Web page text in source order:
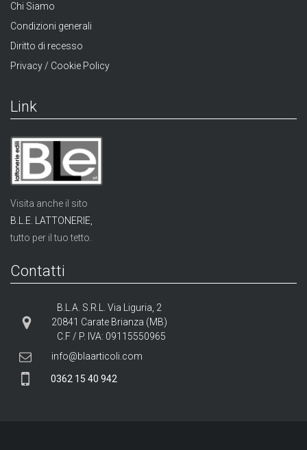
Chi Siamo
Condizioni generali
Diritto di recesso
Privacy / Cookie Policy
Link
Visita anche il sito
B.L.E. LATTONERIE,
tutto per il tuo tetto.
Contatti
B.L.A. S.R.L. Via Liguria, 2
20841 Carate Brianza (MB)
C.F / P. IVA: 09115550965
info@blaarticoli.com
0362 15 40 942